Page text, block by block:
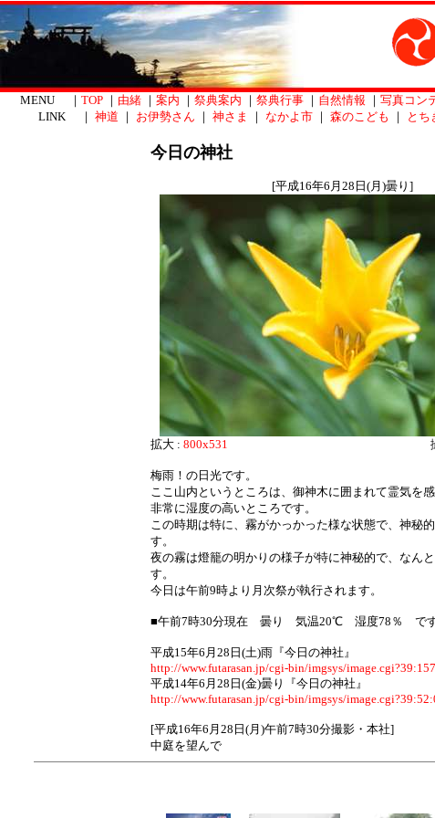
MENU ｜ TOP ｜ 由緒 ｜ 案内 ｜ 祭典案内 ｜ 祭典行事 ｜ 自然情報 ｜ 写真コン
LINK ｜ 神道 ｜ お伊勢さん ｜ 神さま ｜ なかよ市 ｜ 森のこども ｜ とち
今日の神社
[平成16年6月28日(月)曇り]
拡大 : 800x531
梅雨！の日光です。
ここ山内というところは、御神木に囲まれて霊気を感
非常に湿度の高いところです。
この時期は特に、霧がかっかった様な状態で、神秘
す。
夜の霧は燈籠の明かりの様子が特に神秘的で、なん
す。
今日は午前9時より月次祭が執行されます。
■午前7時30分現在 曇り 気温20℃ 湿度78％ です
平成15年6月28日(土)雨『今日の神社』
http://www.futarasan.jp/cgi-bin/imgsys/
平成14年6月28日(金)曇り『今日の神社』
http://www.futarasan.jp/cgi-bin/imgsys/
[平成16年6月28日(月)午前7時30分撮影・本社]
中庭を望んで